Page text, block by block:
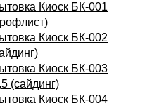
Киоск БК-001
Киоск БК-002
Киоск БК-003
(сайдинг)
Киоск БК-004